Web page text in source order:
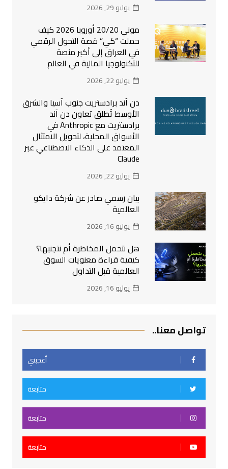
يوليو 29, 2026
موني 20/20 أوروبا 2026 كيف
حملت “كي” قصة التحول الرقمي
في العراق إلى أكبر منصة
للتكنولوجيا المالية في العالم
يوليو 22, 2026
دن آند برادستريت جنوب آسيا والشرق
الأوسط تُطلق تعاون دن آند
برادستريت مع Anthropic في
الأسواق المحلية، لتحويل الامتثال
المعتمد على الذكاء الاصطناعي عبر
Claude
يوليو 22, 2026
بيان رسمي صادر عن شركة دايكو
العالمية
يوليو 16, 2026
هل نتحمل المخاطرة أم نتجنبها؟
كيفية قراءة معنويات السوق
العالمية قبل التداول
يوليو 16, 2026
تواصل معنا..
أعجبني
متابعة
متابعة
متابعة